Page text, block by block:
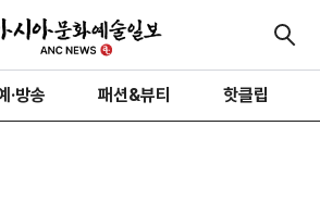
·방송 패션&뷰티 핫클립